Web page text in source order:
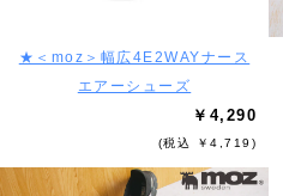
★＜moz＞幅広4E2WAYナース
エアーシューズ
￥4,290
(税込 ￥4,719)